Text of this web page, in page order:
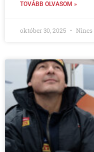
TOVÁBB OLVASOM »
október 30, 2025 Nincs